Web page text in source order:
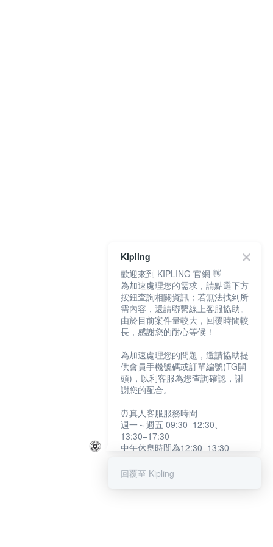
Kipling
歡迎來到 KIPLING 官網 👋
為加速處理您的需求，請點選下方
按鈕查詢相關資訊；若無法找到所
需內容，還請聯繫線上客服協助。
由於目前案件量較大，回覆時間較
長，感謝您的耐心等候！
為加速處理您的問題，還請協助提
供會員手機號碼或訂單編號(TG開
頭)，以利客服為您查詢確認，謝
謝您的配合。
⏰真人客服服務時間
週一～週五 09:30–12:30、
13:30–17:30
中午休息時間為12:30–13:30
提醒您：系統會自動已讀訊息，如
回覆至 Kipling